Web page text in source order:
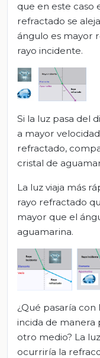
que en este caso
refractado se
ángulo es mayor
rayo incidente.
Si la luz pasa del
a mayor
refractado,
cristal de
La luz viaja más
rayo refractado
mayor que el
aguamarina.
¿Qué pasaría con
incida de manera
otro medio? La
ocurriría la